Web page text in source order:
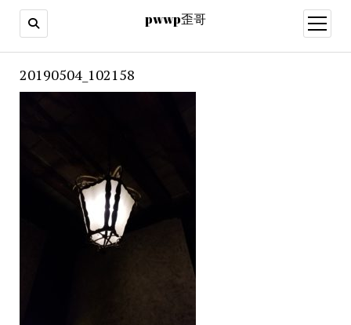
pwwp歪哥
open
menu
20190504_102158